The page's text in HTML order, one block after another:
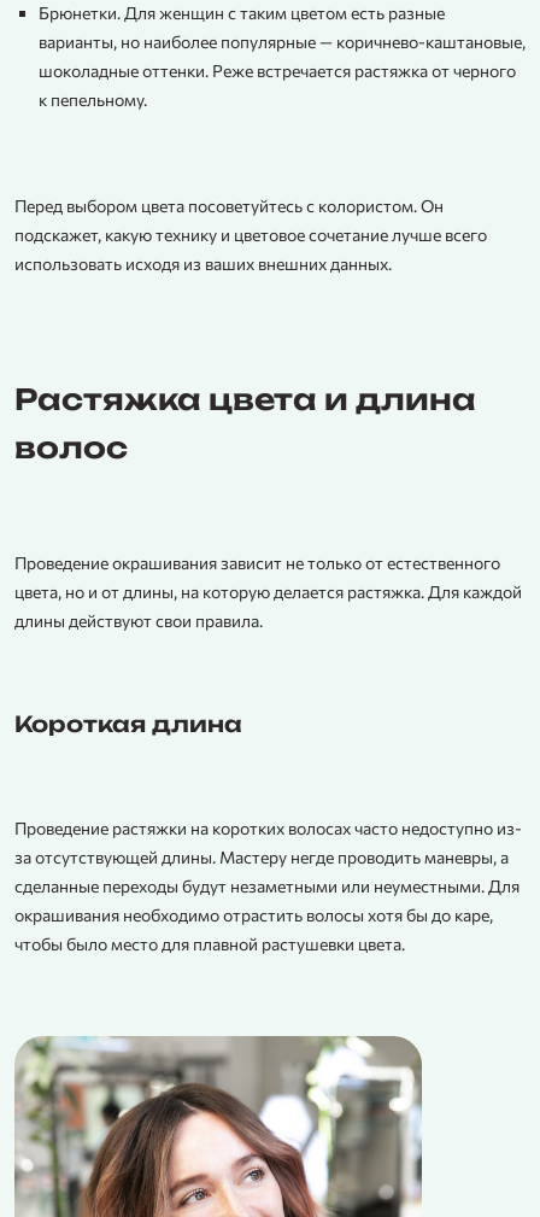
Брюнетки. Для женщин с таким цветом есть разные
варианты, но наиболее популярные — коричнево-каштановые,
шоколадные оттенки. Реже встречается растяжка от черного
к пепельному.
Перед выбором цвета посоветуйтесь с колористом. Он
подскажет, какую технику и цветовое сочетание лучше всего
использовать исходя из ваших внешних данных.
Растяжка цвета и длина
волос
Проведение окрашивания зависит не только от естественного
цвета, но и от длины, на которую делается растяжка. Для каждой
длины действуют свои правила.
Короткая длина
Проведение растяжки на коротких волосах часто недоступно из-
за отсутствующей длины. Мастеру негде проводить маневры, а
сделанные переходы будут незаметными или неуместными. Для
окрашивания необходимо отрастить волосы хотя бы до каре,
чтобы было место для плавной растушевки цвета.